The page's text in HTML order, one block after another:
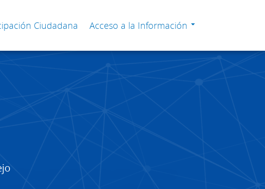
Ciudadana Acceso a la Información